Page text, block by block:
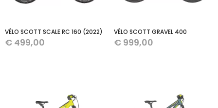
VÉLO SCOTT SCALE RC 160 (2022)
€ 499,00
VÉLO SCOTT GRAVEL 400
€ 999,00